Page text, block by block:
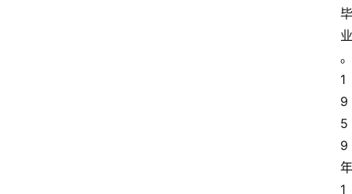
毕
业
。
1
9
5
9
年
1